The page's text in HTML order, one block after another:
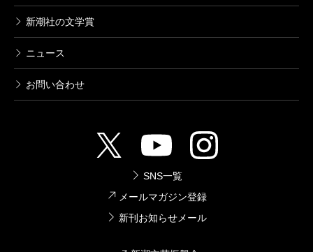
新潮社の文学賞
ニュース
お問い合わせ
SNS一覧
メールマガジン登録
新刊お知らせメール